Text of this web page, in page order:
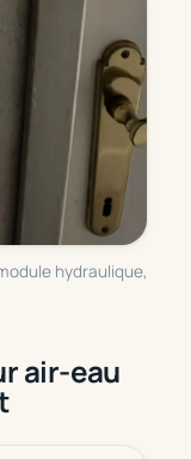
hydraulique,
air-eau